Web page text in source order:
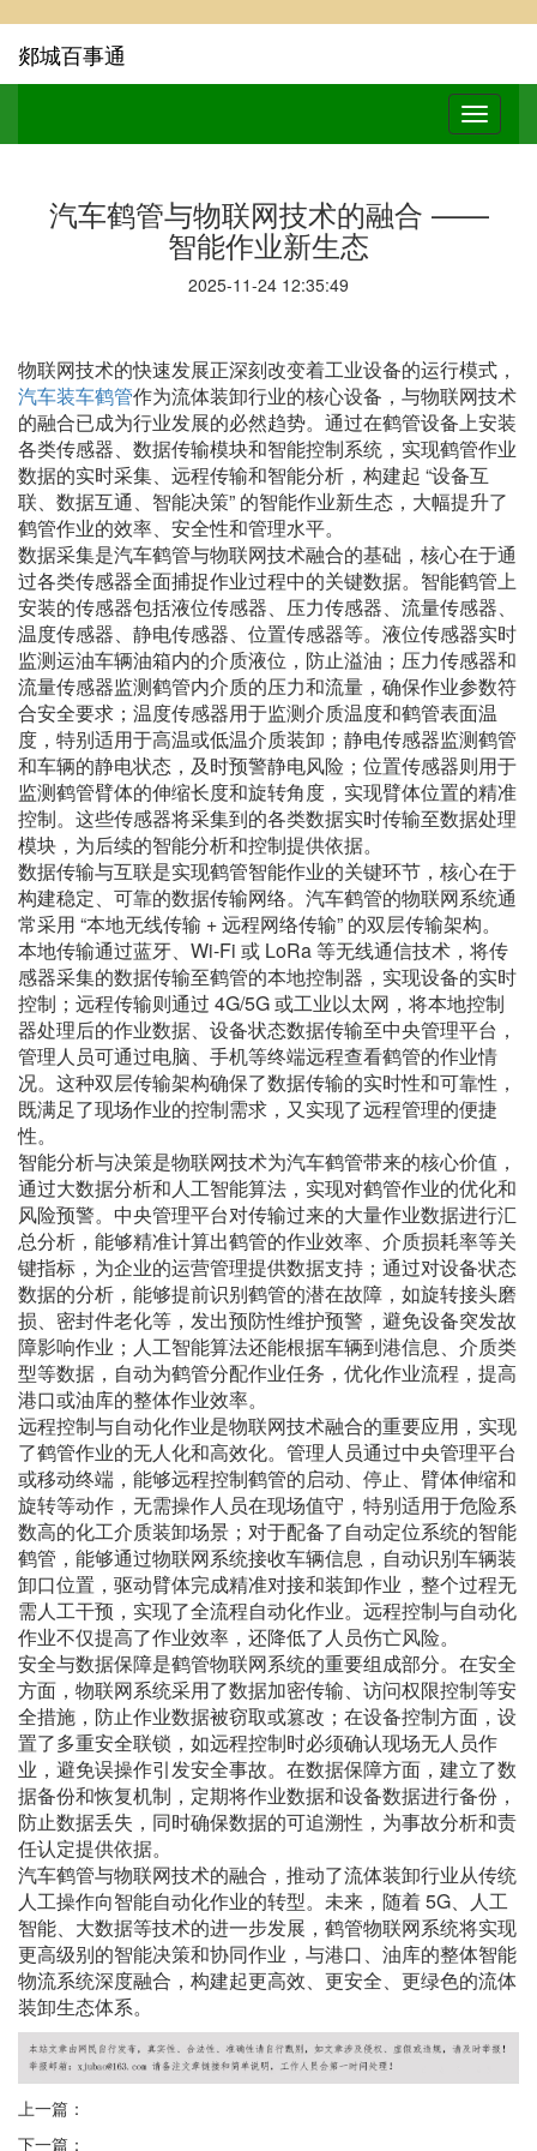
郯城百事通
汽车鹤管与物联网技术的融合 ——
智能作业新生态
2025-11-24 12:35:49
物联网技术的快速发展正深刻改变着工业设备的运行模式，
汽车装车鹤管作为流体装卸行业的核心设备，与物联网技术
的融合已成为行业发展的必然趋势。通过在鹤管设备上安装
各类传感器、数据传输模块和智能控制系统，实现鹤管作业
数据的实时采集、远程传输和智能分析，构建起 “设备互
联、数据互通、智能决策” 的智能作业新生态，大幅提升了
鹤管作业的效率、安全性和管理水平。
数据采集是汽车鹤管与物联网技术融合的基础，核心在于通
过各类传感器全面捕捉作业过程中的关键数据。智能鹤管上
安装的传感器包括液位传感器、压力传感器、流量传感器、
温度传感器、静电传感器、位置传感器等。液位传感器实时
监测运油车辆油箱内的介质液位，防止溢油；压力传感器和
流量传感器监测鹤管内介质的压力和流量，确保作业参数符
合安全要求；温度传感器用于监测介质温度和鹤管表面温
度，特别适用于高温或低温介质装卸；静电传感器监测鹤管
和车辆的静电状态，及时预警静电风险；位置传感器则用于
监测鹤管臂体的伸缩长度和旋转角度，实现臂体位置的精准
控制。这些传感器将采集到的各类数据实时传输至数据处理
模块，为后续的智能分析和控制提供依据。
数据传输与互联是实现鹤管智能作业的关键环节，核心在于
构建稳定、可靠的数据传输网络。汽车鹤管的物联网系统通
常采用 “本地无线传输 + 远程网络传输” 的双层传输架构。
本地传输通过蓝牙、Wi-Fi 或 LoRa 等无线通信技术，将传
感器采集的数据传输至鹤管的本地控制器，实现设备的实时
控制；远程传输则通过 4G/5G 或工业以太网，将本地控制
器处理后的作业数据、设备状态数据传输至中央管理平台，
管理人员可通过电脑、手机等终端远程查看鹤管的作业情
况。这种双层传输架构确保了数据传输的实时性和可靠性，
既满足了现场作业的控制需求，又实现了远程管理的便捷
性。
智能分析与决策是物联网技术为汽车鹤管带来的核心价值，
通过大数据分析和人工智能算法，实现对鹤管作业的优化和
风险预警。中央管理平台对传输过来的大量作业数据进行汇
总分析，能够精准计算出鹤管的作业效率、介质损耗率等关
键指标，为企业的运营管理提供数据支持；通过对设备状态
数据的分析，能够提前识别鹤管的潜在故障，如旋转接头磨
损、密封件老化等，发出预防性维护预警，避免设备突发故
障影响作业；人工智能算法还能根据车辆到港信息、介质类
型等数据，自动为鹤管分配作业任务，优化作业流程，提高
港口或油库的整体作业效率。
远程控制与自动化作业是物联网技术融合的重要应用，实现
了鹤管作业的无人化和高效化。管理人员通过中央管理平台
或移动终端，能够远程控制鹤管的启动、停止、臂体伸缩和
旋转等动作，无需操作人员在现场值守，特别适用于危险系
数高的化工介质装卸场景；对于配备了自动定位系统的智能
鹤管，能够通过物联网系统接收车辆信息，自动识别车辆装
卸口位置，驱动臂体完成精准对接和装卸作业，整个过程无
需人工干预，实现了全流程自动化作业。远程控制与自动化
作业不仅提高了作业效率，还降低了人员伤亡风险。
安全与数据保障是鹤管物联网系统的重要组成部分。在安全
方面，物联网系统采用了数据加密传输、访问权限控制等安
全措施，防止作业数据被窃取或篡改；在设备控制方面，设
置了多重安全联锁，如远程控制时必须确认现场无人员作
业，避免误操作引发安全事故。在数据保障方面，建立了数
据备份和恢复机制，定期将作业数据和设备数据进行备份，
防止数据丢失，同时确保数据的可追溯性，为事故分析和责
任认定提供依据。
汽车鹤管与物联网技术的融合，推动了流体装卸行业从传统
人工操作向智能自动化作业的转型。未来，随着 5G、人工
智能、大数据等技术的进一步发展，鹤管物联网系统将实现
更高级别的智能决策和协同作业，与港口、油库的整体智能
物流系统深度融合，构建起更高效、更安全、更绿色的流体
装卸生态体系。
上一篇：
下一篇：